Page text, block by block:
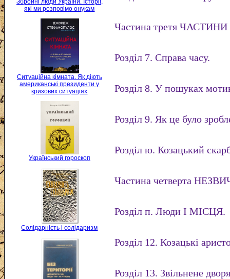
Збройні люди України. Історії,
які ми розповімо онукам
Ситуаційна кімната. Як діють
американські президенти у
кризових ситуаціях
Український гороскоп
Солідарність і солідаризм
Частина третя
Розділ 7. Справа часу.
Розділ 8. У пошуках
Розділ 9. Як це було
Розділ ю. Козацький
Частина четверта
Розділ п. Люди І МІСЦЯ.
Розділ 12. Козацькі
Розділ 13. Звільнене